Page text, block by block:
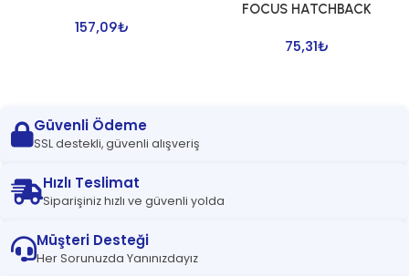
157,09₺
FOCUS HATCHBACK
75,31₺
Güvenli Ödeme
SSL destekli, güvenli alışveriş
Hızlı Teslimat
Siparişiniz hızlı ve güvenli yolda
Müşteri Desteği
Her Sorunuzda Yanınızdayız